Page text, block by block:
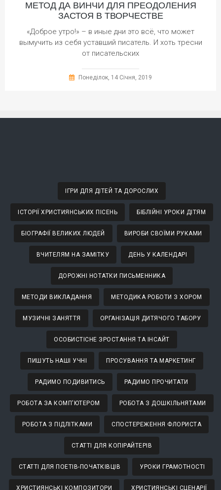
МЕТОД ДА ВИНЧИ ДЛЯ ПРЕОДОЛЕНИЯ
ЗАСТОЯ В ТВОРЧЕСТВЕ
«Доброе утро!» – в иные дни это всё, что может
вымучить из себя уставший писатель. И хоть тресни
от писательских
Понеділок, 14 Січня, 2019
ІГРИ ДЛЯ ДІТЕЙ ТА ДОРОСЛИХ
ІСТОРІЇ ХРИСТИЯНСЬКИХ ПІСЕНЬ БІБЛІЙНІ УРОКИ ДІТЯМ
БІОГРАФІЇ ВЕЛИКИХ ЛЮДЕЙ ВИРОБИ СВОЇМИ РУКАМИ
ВЧИТЕЛЯМ НА ЗАМІТКУ ДЕНЬ У КАЛЕНДАРІ
ДОРОЖНІ НОТАТКИ ПИСЬМЕННИКА
МЕТОДИ ВИКЛАДАННЯ МЕТОДИКА РОБОТИ З ХОРОМ
МУЗИЧНІ ЗАНЯТТЯ ОРГАНІЗАЦІЯ ДИТЯЧОГО ТАБОРУ
ОСОБИСТІСНЕ ЗРОСТАННЯ ТА ІНСАЙТ
ПИШУТЬ НАШІ УЧНІ ПРОСУВАННЯ ТА МАРКЕТИНГ
РАДИМО ПОДИВИТИСЬ РАДИМО ПРОЧИТАТИ
РОБОТА ЗА КОМП'ЮТЕРОМ РОБОТА З ДОШКІЛЬНЯТАМИ
РОБОТА З ПІДЛІТКАМИ СПОСТЕРЕЖЕННЯ ФЛОРИСТА
СТАТТІ ДЛЯ КОПІРАЙТЕРІВ
СТАТТІ ДЛЯ ПОЕТІВ-ПОЧАТКІВЦІВ УРОКИ ГРАМОТНОСТІ
ХРИСТИЯНСЬКІ КОМПОЗИТОРИ ХРИСТИЯНСЬКІ СЦЕНАРІЇ